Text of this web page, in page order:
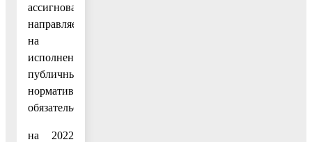
ассигнований,
направляемых
на
исполнение
публичных
нормативных
обязательств:
на 2022